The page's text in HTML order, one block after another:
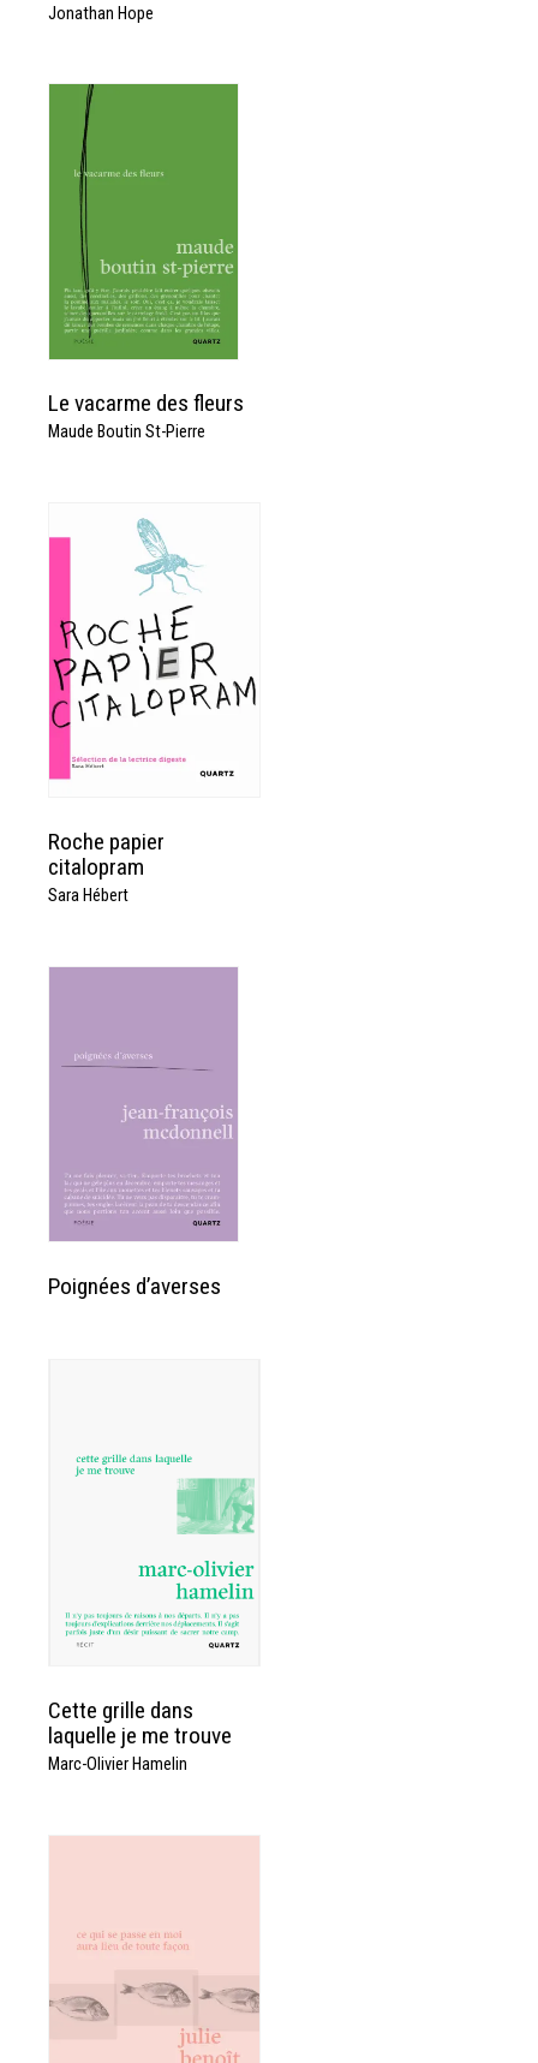
Jonathan Hope
Le vacarme des fleurs
Maude Boutin St-Pierre
Roche papier
citalopram
Sara Hébert
Poignées d’averses
Cette grille dans
laquelle je me trouve
Marc-Olivier Hamelin